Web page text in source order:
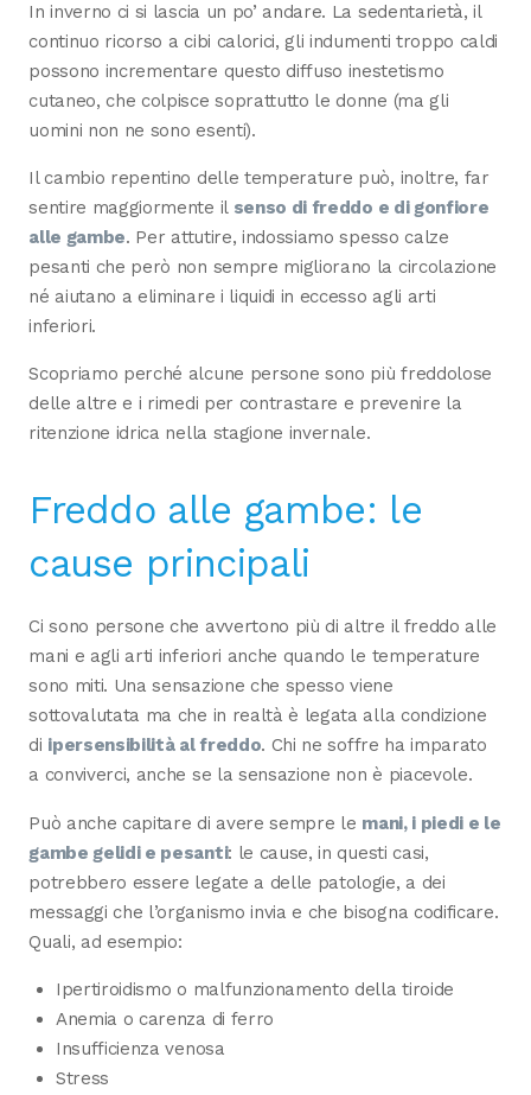
In inverno ci si lascia un po’ andare. La sedentarietà, il
continuo ricorso a cibi calorici, gli indumenti troppo caldi
possono incrementare questo diffuso inestetismo
cutaneo, che colpisce soprattutto le donne (ma gli
uomini non ne sono esenti).
Il cambio repentino delle temperature può, inoltre, far
sentire maggiormente il senso di freddo e di gonfiore
alle gambe. Per attutire, indossiamo spesso calze
pesanti che però non sempre migliorano la circolazione
né aiutano a eliminare i liquidi in eccesso agli arti
inferiori.
Scopriamo perché alcune persone sono più freddolose
delle altre e i rimedi per contrastare e prevenire la
ritenzione idrica nella stagione invernale.
Freddo alle gambe: le
cause principali
Ci sono persone che avvertono più di altre il freddo alle
mani e agli arti inferiori anche quando le temperature
sono miti. Una sensazione che spesso viene
sottovalutata ma che in realtà è legata alla condizione
di ipersensibilità al freddo. Chi ne soffre ha imparato
a conviverci, anche se la sensazione non è piacevole.
Può anche capitare di avere sempre le mani, i piedi e le
gambe gelidi e pesanti: le cause, in questi casi,
potrebbero essere legate a delle patologie, a dei
messaggi che l’organismo invia e che bisogna codificare.
Quali, ad esempio:
Ipertiroidismo o malfunzionamento della tiroide
Anemia o carenza di ferro
Insufficienza venosa
Stress